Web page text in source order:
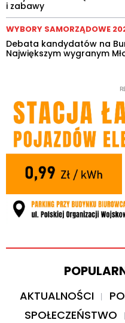
i zabawy
WYBORY SAMORZĄDOWE
Debata kandydatów na
Największym wygranym
AKTUALNOŚCI
SPOŁECZEŃSTWO